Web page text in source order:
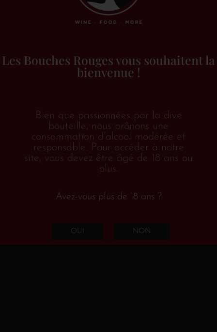
Accueil/ Vins &
alcools/Rouge/France/Languedoc -
Roussillon/ Les Bouches Rouges “L’envie”
Les Bouches Rouges
Les Bouches Rouges vous souhaitent la
bienvenue !
Bien que passionnées par la dive
bouteille, nous prônons une
consommation d’alcool modérée et
responsable. Pour accéder à notre
site, vous devez être âgé de 18 ans ou
plus.
Avez-vous plus de 18 ans ?
OUI NON